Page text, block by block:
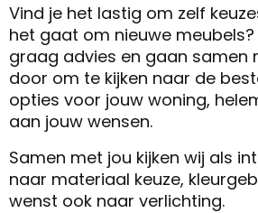
Vind je het lastig om zelf
het gaat om nieuwe meubels?
graag advies en gaan samen
door om te kijken naar de
opties voor jouw woning,
aan jouw wensen.
Samen met jou kijken wij als
naar materiaal keuze,
wenst ook naar verlichting.